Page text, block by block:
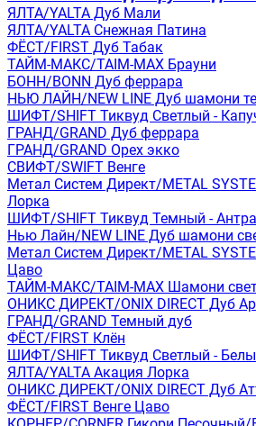
ЯЛТА/YALTA Дуб Мали
ЯЛТА/YALTA Снежная Патина
ФЁСТ/FIRST Дуб Табак
ТАЙМ-МАКС/TAIM-MAX Брауни
БОНН/BONN Дуб феррара
НЬЮ ЛАЙН/NEW LINE Дуб шамони
ШИФТ/SHIFT Тиквуд Светлый -
ГРАНД/GRAND Дуб феррара
ГРАНД/GRAND Орех экко
СВИФТ/SWIFT Венге
Метал Систем Директ/METAL
Лорка
ШИФТ/SHIFT Тиквуд Темный -
Нью Лайн/NEW LINE Дуб шамони
Метал Систем Директ/METAL
Цаво
ТАЙМ-МАКС/TAIM-MAX Шамони
ОНИКС ДИРЕКТ/ONIX DIRECT Дуб
ГРАНД/GRAND Темный дуб
ФЁСТ/FIRST Клён
ШИФТ/SHIFT Тиквуд Светлый -
ЯЛТА/YALTA Акация Лорка
ОНИКС ДИРЕКТ/ONIX DIRECT Дуб
ФЁСТ/FIRST Венге Цаво